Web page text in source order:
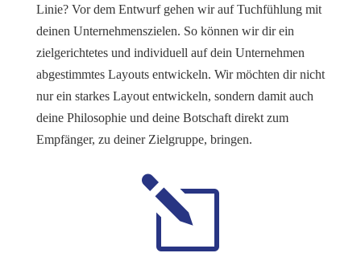
Linie? Vor dem Entwurf gehen wir auf Tuchfühlung mit
deinen Unternehmenszielen. So können wir dir ein
zielgerichtetes und individuell auf dein Unternehmen
abgestimmtes Layouts entwickeln. Wir möchten dir nicht
nur ein starkes Layout entwickeln, sondern damit auch
deine Philosophie und deine Botschaft direkt zum
Empfänger, zu deiner Zielgruppe, bringen.
l